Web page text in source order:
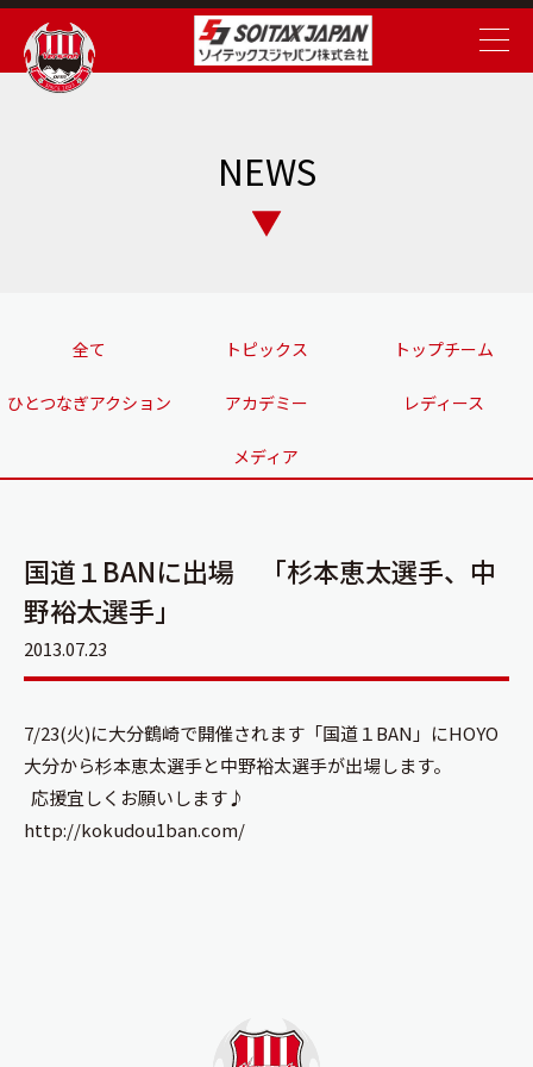
NEWS
全て トピックス トップチーム
ひとつなぎアクション アカデミー レディース
メディア
国道１BANに出場 「杉本恵太選手、中
野裕太選手」
2013.07.23
7/23(火)に大分鶴崎で開催されます「国道１BAN」にHOYO
大分から杉本恵太選手と中野裕太選手が出場します。
応援宜しくお願いします♪
http://kokudou1ban.com/